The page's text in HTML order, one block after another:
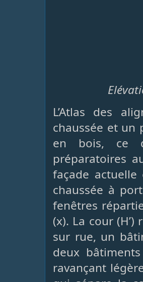
L’Atlas des
chaussée et un
en bois, ce
préparatoires
façade
chaussée à
fenêtres
(x). La cour
sur rue, un
deux
ravançant